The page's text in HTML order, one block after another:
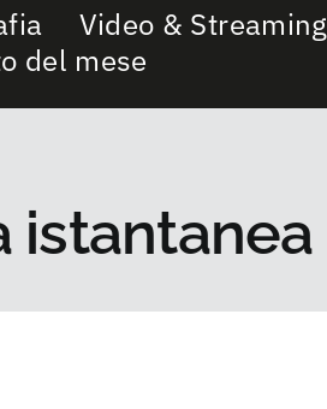
Video & Streaming
del mese
istantanea